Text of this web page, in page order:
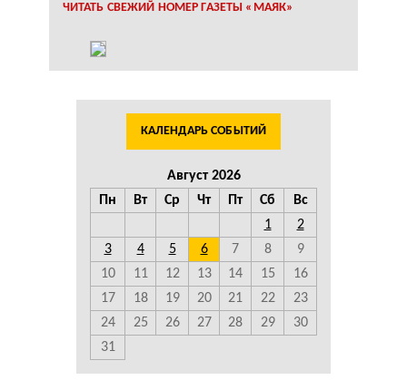
ЧИТАТЬ СВЕЖИЙ НОМЕР ГАЗЕТЫ «МАЯК»
КАЛЕНДАРЬ СОБЫТИЙ
Август 2026
Пн
Вт Ср Чт Пт Сб
Вс
1
2
3
4 5 6 7 8
9
10
11 12 13 14 15
16
17
18 19 20 21 22
23
24
25 26 27 28 29
30
31